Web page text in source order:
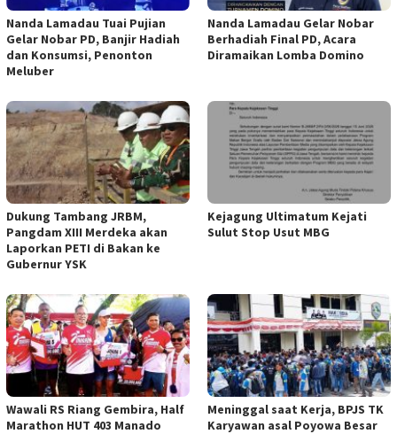
Nanda Lamadau Tuai Pujian
Gelar Nobar PD, Banjir Hadiah
dan Konsumsi, Penonton
Meluber
Nanda Lamadau Gelar Nobar
Berhadiah Final PD, Acara
Diramaikan Lomba Domino
Dukung Tambang JRBM,
Pangdam XIII Merdeka akan
Laporkan PETI di Bakan ke
Gubernur YSK
Kejagung Ultimatum Kejati
Sulut Stop Usut MBG
Wawali RS Riang Gembira, Half
Marathon HUT 403 Manado
Meninggal saat Kerja, BPJS TK
Karyawan asal Poyowa Besar